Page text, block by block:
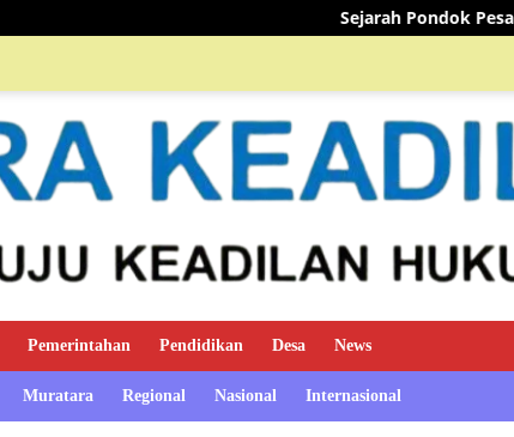
Sejarah Pondok Pesantren Mutiara Al-Qur’an
Pemerintahan Pendidikan Desa News
Muratara Regional Nasional Internasional